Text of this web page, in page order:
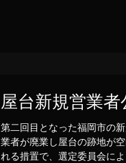
屋台新規営業者
第二回目となった福岡市の
業者が廃業し屋台の跡地が
れる措置で、選定委員会に